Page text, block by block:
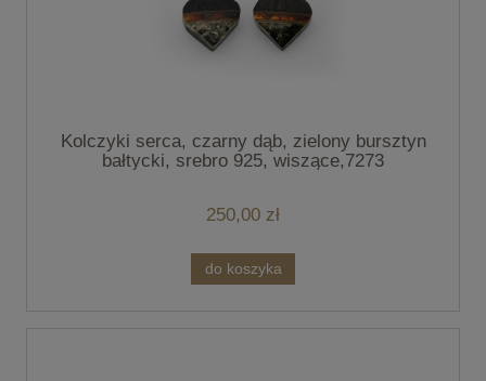
Kolczyki serca, czarny dąb, zielony bursztyn
bałtycki, srebro 925, wiszące,7273
250,00 zł
do koszyka